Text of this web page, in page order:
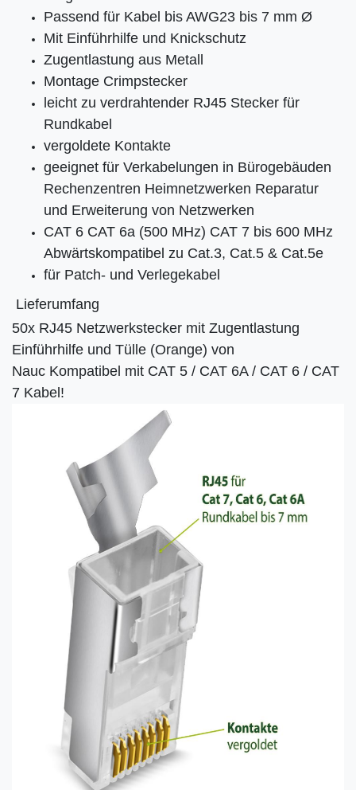
Passend für Kabel bis AWG23 bis 7 mm Ø
Mit Einführhilfe und Knickschutz
Zugentlastung aus Metall
Montage Crimpstecker
leicht zu verdrahtender RJ45 Stecker für
Rundkabel
vergoldete Kontakte
geeignet für Verkabelungen in Bürogebäuden
Rechenzentren Heimnetzwerken Reparatur
und Erweiterung von Netzwerken
CAT 6 CAT 6a (500 MHz) CAT 7 bis 600 MHz
Abwärtskompatibel zu Cat.3, Cat.5 & Cat.5e
für Patch- und Verlegekabel
Lieferumfang
50x RJ45 Netzwerkstecker mit Zugentlastung
Einführhilfe und Tülle (Orange) von
Nauc Kompatibel mit CAT 5 / CAT 6A / CAT 6 / CAT
7 Kabel!